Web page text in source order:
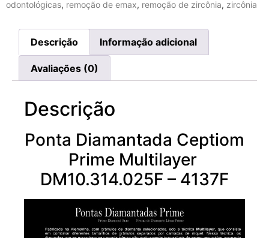
odontológicas, remoção de emax, remoção de zircônia, zircônia
Descrição Informação adicional
Avaliações (0)
Descrição
Ponta Diamantada Ceptiom
Prime Multilayer
DM10.314.025F – 4137F